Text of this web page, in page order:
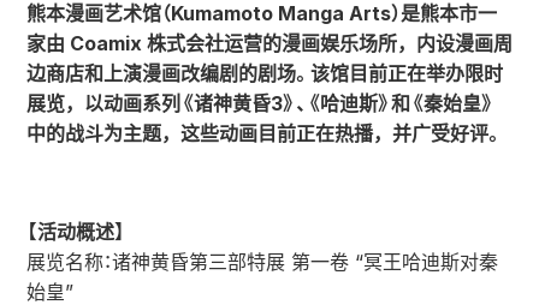
熊本漫画艺术馆（Kumamoto Manga Arts）是熊本市一
家由 Coamix 株式会社运营的漫画娱乐场所，内设漫画周
边商店和上演漫画改编剧的剧场。该馆目前正在举办限时
展览，以动画系列《诸神黄昏3》、《哈迪斯》和《秦始皇》
中的战斗为主题，这些动画目前正在热播，并广受好评。
【活动概述】
展览名称：诸神黄昏第三部特展 第一卷 “冥王哈迪斯对秦
始皇”